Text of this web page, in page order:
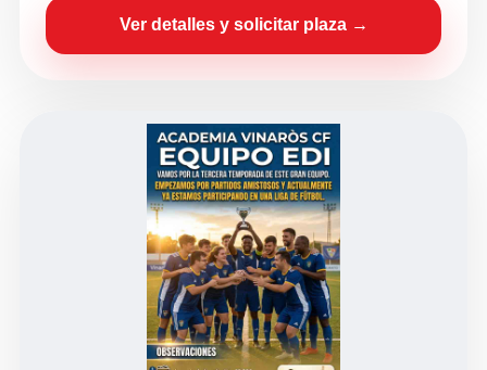
Ver detalles y solicitar plaza →